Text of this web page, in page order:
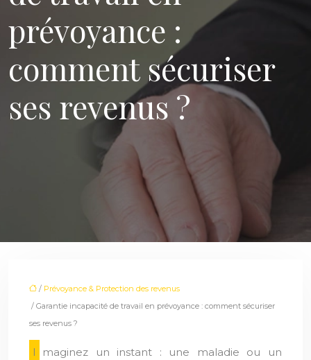
prévoyance :
comment sécuriser
ses revenus ?
/ Prévoyance & Protection des revenus
/ Garantie incapacité de travail en prévoyance : comment sécuriser
ses revenus ?
Imaginez un instant : une maladie ou un